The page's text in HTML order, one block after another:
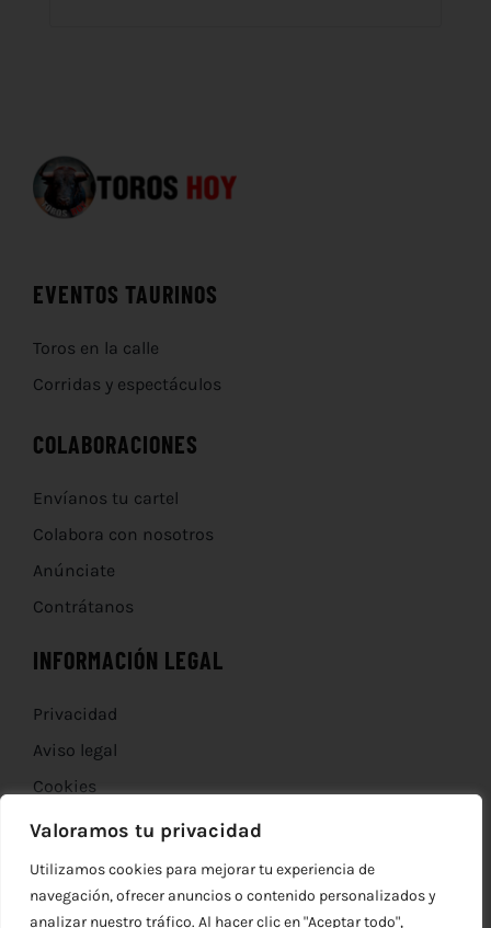
Valoramos tu privacidad
Utilizamos cookies para mejorar tu experiencia de
navegación, ofrecer anuncios o contenido personalizados y
analizar nuestro tráfico. Al hacer clic en "Aceptar todo",
EVENTOS TAURINOS
Toros en la calle
Corridas y espectáculos
COLABORACIONES
Envíanos tu cartel
Colabora con nosotros
Anúnciate
Contrátanos
INFORMACIÓN LEGAL
Privacidad
Aviso legal
Cookies
Devoluciones